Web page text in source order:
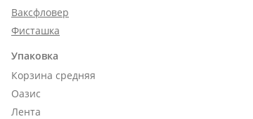
Ваксфловер
Фисташка
Упаковка
Корзина средняя
Оазис
Лента